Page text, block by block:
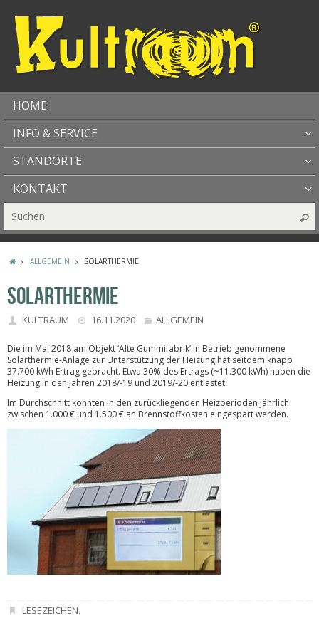
HOME
INFO & SERVICE
STANDORTE
KONTAKT
ALLGEMEIN SOLARTHERMIE
SOLARTHERMIE
KULTRAUM 16.11.2020 ALLGEMEIN
Die im Mai 2018 am Objekt ‘Alte Gummifabrik’ in Betrieb genommene
Solarthermie-Anlage zur Unterstützung der Heizung hat seitdem knapp
37.700 kWh Ertrag gebracht. Etwa 30% des Ertrags (~11.300 kWh) haben die
Heizung in den Jahren 2018/-19 und 2019/-20 entlastet.
Im Durchschnitt konnten in den zurückliegenden Heizperioden jährlich
zwischen 1.000 € und 1.500 € an Brennstoffkosten eingespart werden.
LESEZEICHEN.